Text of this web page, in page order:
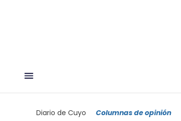
Diario de Cuyo Columnas de opinión